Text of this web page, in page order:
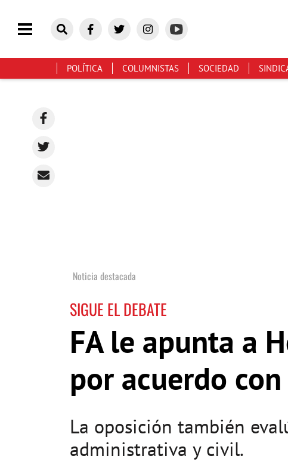
POLÍTICA COLUMNISTAS SOCIEDAD
Noticia destacada
SIGUE EL DEBATE
FA le apunta a
por acuerdo
La oposición también
administrativa y civil.